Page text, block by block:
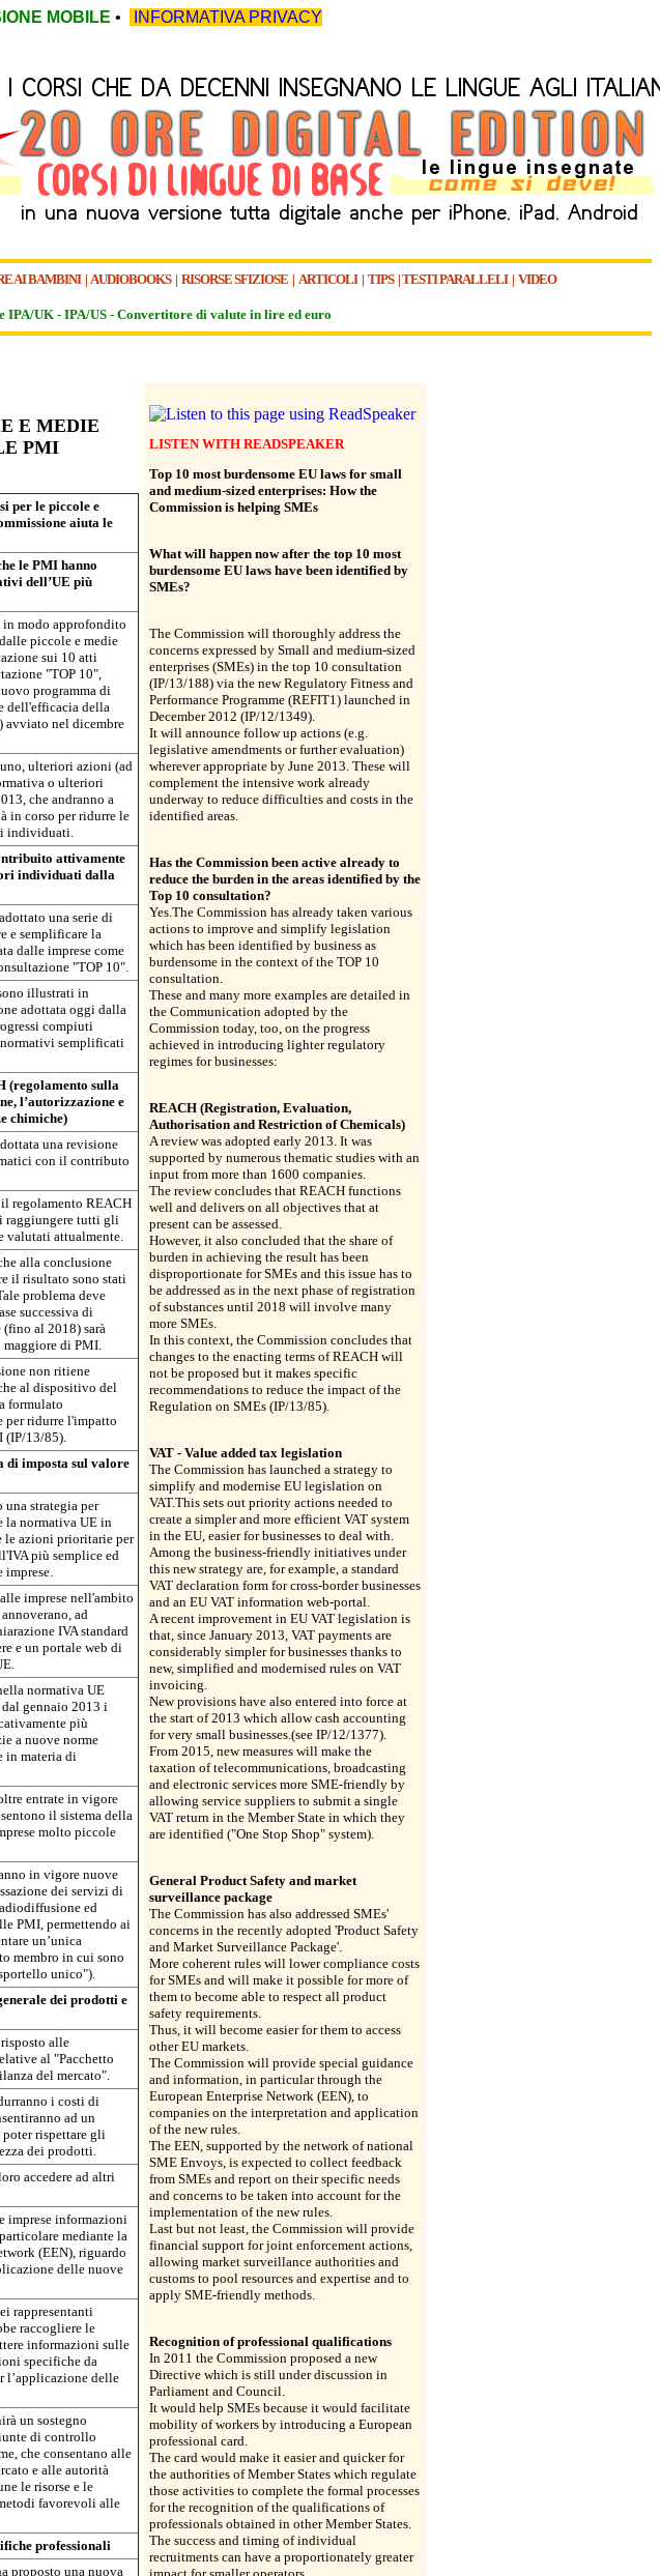
MOBILE • INFORMATIVA PRIVACY
AI BAMBINI| AUDIOBOOKS| RISORSE SFIZIOSE | ARTICOLI| TIPS|TESTI PARALLELI| VIDEO
IPA/UK - IPA/US - Convertitore di valute in lire ed euro
E MEDIE
PMI
per le piccole e
aiuta le
le PMI hanno
dell’UE più
in modo approfondito
piccole e medie
sui 10 atti
"TOP 10",
programma di
dell'efficacia della
avviato nel dicembre
ulteriori azioni (ad
o ulteriori
che andranno a
in corso per ridurre le
individuati.
attivamente
individuati dalla
una serie di
e semplificare la
dalle imprese come
"TOP 10".
illustrati in
adottata oggi dalla
compiuti
semplificati
(regolamento sulla
l’autorizzazione e
chimiche)
una revisione
con il contributo
regolamento REACH
raggiungere tutti gli
valutati attualmente.
alla conclusione
il risultato sono stati
problema deve
successiva di
(fino al 2018) sarà
di PMI.
non ritiene
al dispositivo del
formulato
per ridurre l'impatto
(IP/13/85).
di imposta sul valore
strategia per
la normativa UE in
le azioni prioritarie per
più semplice ed
imprese.
imprese nell'ambito
ad
IVA standard
e un portale web di
normativa UE
gennaio 2013 i
più
a nuove norme
in materia di
entrate in vigore
il sistema della
molto piccole
in vigore nuove
dei servizi di
ed
PMI, permettendo ai
un’unica
membro in cui sono
unico").
dei prodotti e
alle
al "Pacchetto
del mercato".
i costi di
ad un
poter rispettare gli
dei prodotti.
accedere ad altri
imprese informazioni
mediante la
(EEN), riguardo
delle nuove
rappresentanti
raccogliere le
informazioni sulle
specifiche da
l’applicazione delle
un sostegno
di controllo
che consentano alle
e alle autorità
le risorse e le
favorevoli alle
professionali
proposto una nuova
LISTEN WITH READSPEAKER
Top 10 most burdensome EU laws for small
and medium-sized enterprises: How the
Commission is helping SMEs
What will happen now after the top 10 most
burdensome EU laws have been identified by
SMEs?
The Commission will thoroughly address the
concerns expressed by Small and medium-sized
enterprises (SMEs) in the top 10 consultation
(IP/13/188) via the new Regulatory Fitness and
Performance Programme (REFIT1) launched in
December 2012 (IP/12/1349).
It will announce follow up actions (e.g.
legislative amendments or further evaluation)
wherever appropriate by June 2013. These will
complement the intensive work already
underway to reduce difficulties and costs in the
identified areas.
Has the Commission been active already to
reduce the burden in the areas identified by the
Top 10 consultation?
Yes.The Commission has already taken various
actions to improve and simplify legislation
which has been identified by business as
burdensome in the context of the TOP 10
consultation.
These and many more examples are detailed in
the Communication adopted by the
Commission today, too, on the progress
achieved in introducing lighter regulatory
regimes for businesses:
REACH (Registration, Evaluation,
Authorisation and Restriction of Chemicals)
A review was adopted early 2013. It was
supported by numerous thematic studies with an
input from more than 1600 companies.
The review concludes that REACH functions
well and delivers on all objectives that at
present can be assessed.
However, it also concluded that the share of
burden in achieving the result has been
disproportionate for SMEs and this issue has to
be addressed as in the next phase of registration
of substances until 2018 will involve many
more SMEs.
In this context, the Commission concludes that
changes to the enacting terms of REACH will
not be proposed but it makes specific
recommendations to reduce the impact of the
Regulation on SMEs (IP/13/85).
VAT - Value added tax legislation
The Commission has launched a strategy to
simplify and modernise EU legislation on
VAT.This sets out priority actions needed to
create a simpler and more efficient VAT system
in the EU, easier for businesses to deal with.
Among the business-friendly initiatives under
this new strategy are, for example, a standard
VAT declaration form for cross-border businesses
and an EU VAT information web-portal.
A recent improvement in EU VAT legislation is
that, since January 2013, VAT payments are
considerably simpler for businesses thanks to
new, simplified and modernised rules on VAT
invoicing.
New provisions have also entered into force at
the start of 2013 which allow cash accounting
for very small businesses.(see IP/12/1377).
From 2015, new measures will make the
taxation of telecommunications, broadcasting
and electronic services more SME-friendly by
allowing service suppliers to submit a single
VAT return in the Member State in which they
are identified ("One Stop Shop" system).
General Product Safety and market
surveillance package
The Commission has also addressed SMEs'
concerns in the recently adopted 'Product Safety
and Market Surveillance Package'.
More coherent rules will lower compliance costs
for SMEs and will make it possible for more of
them to become able to respect all product
safety requirements.
Thus, it will become easier for them to access
other EU markets.
The Commission will provide special guidance
and information, in particular through the
European Enterprise Network (EEN), to
companies on the interpretation and application
of the new rules.
The EEN, supported by the network of national
SME Envoys, is expected to collect feedback
from SMEs and report on their specific needs
and concerns to be taken into account for the
implementation of the new rules.
Last but not least, the Commission will provide
financial support for joint enforcement actions,
allowing market surveillance authorities and
customs to pool resources and expertise and to
apply SME-friendly methods.
Recognition of professional qualifications
In 2011 the Commission proposed a new
Directive which is still under discussion in
Parliament and Council.
It would help SMEs because it would facilitate
mobility of workers by introducing a European
professional card.
The card would make it easier and quicker for
the authorities of Member States which regulate
those activities to complete the formal processes
for the recognition of the qualifications of
professionals obtained in other Member States.
The success and timing of individual
recruitments can have a proportionately greater